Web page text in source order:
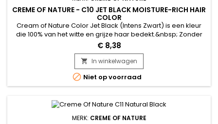
CREME OF NATURE - C10 JET BLACK MOISTURE-RICH HAIR
COLOR
Cream of Nature Color Jet Black (Intens Zwart) is een kleur
die 100% van het witte en grijze haar bedekt.&nbsp; Zonder
ammoniak, stimuleert Cream of Nature de intensiteit van de
kleur van uw haar en verbetert zichtbaar de gebruikskwaliteit
na gebruik.&nbsp; Het garandeert een optimaal comfort van
de hoofdhuid en zorgt voor een rijke en duurzame...
€ 8,38
 In winkelwagen
 Niet op voorraad
MERK: CREME OF NATURE